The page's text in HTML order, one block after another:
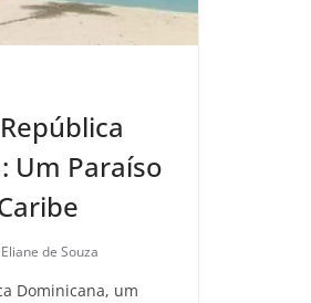
Um Paraíso
Eliane de Souza
Dominicana, um